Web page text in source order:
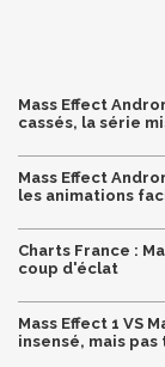
Mass Effect
cassés, la série
Mass Effect
les animations
Charts France :
coup d'éclat
Mass Effect 1 VS
insensé, mais pas